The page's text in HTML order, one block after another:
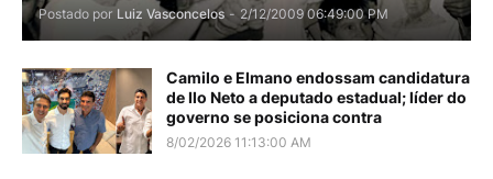
Postado por Luiz Vasconcelos - 2/12/2009 06:49:00 PM
Camilo e Elmano endossam candidatura
de Ilo Neto a deputado estadual; líder do
governo se posiciona contra
8/02/2026 11:13:00 AM